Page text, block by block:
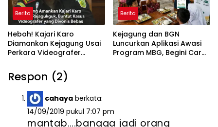
Berita
Heboh! Kajari Karo
Diamankan Kejagung Usai
Perkara Videografer
Berita
Kejagung dan BGN
Luncurkan Aplikasi Awasi
Program MBG, Begini Cara
Respon (2)
cahaya berkata:
14/09/2019 pukul 7:07 pm
mantab….bangga jadi orang